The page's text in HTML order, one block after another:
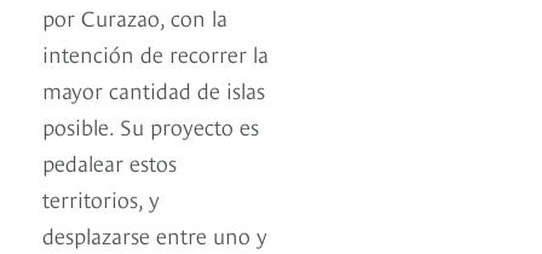
por Curazao, con la
intención de recorrer la
mayor cantidad de islas
posible. Su proyecto es
pedalear estos
territorios, y
desplazarse entre uno y